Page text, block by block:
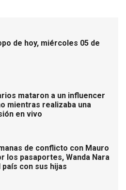
de hoy, miércoles 05 de
mataron a un influencer
mientras realizaba una
en vivo
de conflicto con Mauro
los pasaportes, Wanda Nara
con sus hijas